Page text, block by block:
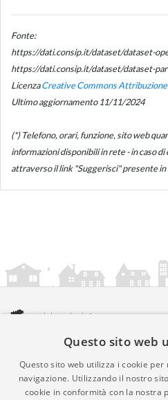
Fonte:
https://dati.consip.it/dataset/dataset-
https://dati.consip.it/dataset/dataset-
LicenzaCreative Commons Attribuzione
Ultimo aggiornamento 11/11/2024
(*) Telefono, orari, funzione, sito web
informazioni disponibili in rete - in caso
attraverso il link "Suggerisci" presente in
amministrazionicomunali.it è
© Copyright MMXXIV - P.IVA
Informazioni sul servizio |
Cookies • Time 0.01
Questo sito web
Questo sito web utilizza i cookie
navigazione. Utilizzando il nostro
cookie in conformità con la nostra